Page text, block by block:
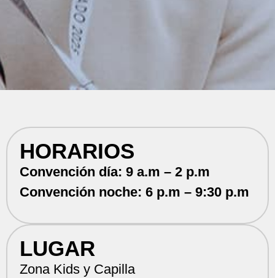
HORARIOS
Convención día: 9 a.m – 2 p.m
Convención noche: 6 p.m – 9:30 p.m
LUGAR
Zona Kids y Capilla